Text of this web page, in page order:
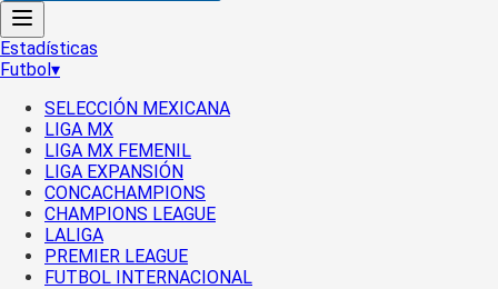
Estadísticas
Futbol▾
SELECCIÓN MEXICANA
LIGA MX
LIGA MX FEMENIL
LIGA EXPANSIÓN
CONCACHAMPIONS
CHAMPIONS LEAGUE
LALIGA
PREMIER LEAGUE
FUTBOL INTERNACIONAL